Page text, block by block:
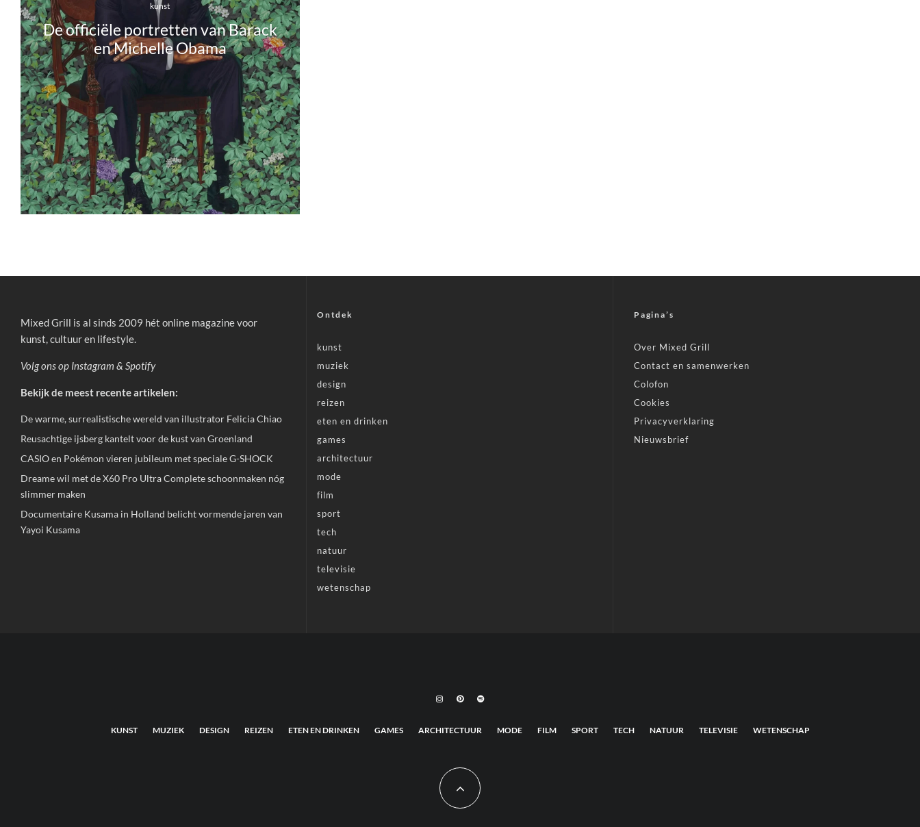
kunst
De officiële portretten van Barack
en Michelle Obama
Mixed Grill is al sinds 2009 hét online magazine voor
kunst, cultuur en lifestyle.
Volg ons op Instagram & Spotify
Bekijk de meest recente artikelen:
De warme, surrealistische wereld van illustrator Felicia Chiao
Reusachtige ijsberg kantelt voor de kust van Groenland
CASIO en Pokémon vieren jubileum met speciale G-SHOCK
Dreame wil met de X60 Pro Ultra Complete schoonmaken nóg
slimmer maken
Documentaire Kusama in Holland belicht vormende jaren van
Yayoi Kusama
Ontdek
kunst
muziek
design
reizen
eten en drinken
games
architectuur
mode
film
sport
tech
natuur
televisie
wetenschap
Pagina’s
Over Mixed Grill
Contact en samenwerken
Colofon
Cookies
Privacyverklaring
Nieuwsbrief
KUNST MUZIEK DESIGN REIZEN ETEN EN DRINKEN GAMES ARCHITECTUUR MODE FILM SPORT TECH NATUUR TELEVISIE WETENSCHAP